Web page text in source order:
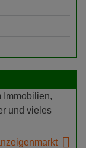
Immobilien,
und vieles